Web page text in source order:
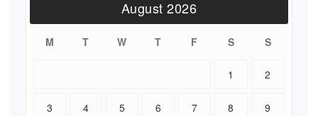
August 2026
M T W T F S S
1 2
3 4 5 6 7 8 9